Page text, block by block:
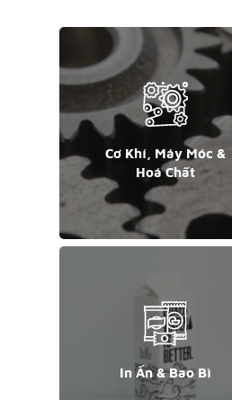
Cơ Khí, Máy Móc &
Hoá Chất
In Ấn & Bao Bì